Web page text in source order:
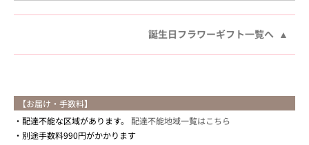
誕生日フラワーギフト一覧へ
【お届け・手数料】
配達不能な区域があります。 配達不能地域一覧はこちら
別途手数料990円がかかります